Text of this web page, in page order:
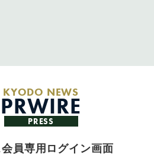
KYODO NEWS
PRWIRE
PRESS
員専用ログイン画面